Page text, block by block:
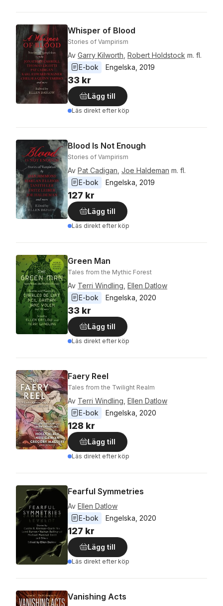
Whisper of Blood
Stories of Vampirism
Av Garry Kilworth Robert Holdstock m. fl.
E-bok
Engelska 2019
33 kr
Lägg till
Läs direkt efter köp
Blood Is Not Enough
Stories of Vampirism
Av Pat Cadigan Joe Haldeman m. fl.
E-bok
Engelska 2019
127 kr
Lägg till
Läs direkt efter köp
Green Man
Tales from the Mythic Forest
Av Terri Windling Ellen Datlow
E-bok
Engelska 2020
33 kr
Lägg till
Läs direkt efter köp
Faery Reel
Tales from the Twilight Realm
Av Terri Windling Ellen Datlow
E-bok
Engelska 2020
128 kr
Lägg till
Läs direkt efter köp
Fearful Symmetries
Av Ellen Datlow
E-bok
Engelska 2020
127 kr
Lägg till
Läs direkt efter köp
Vanishing Acts